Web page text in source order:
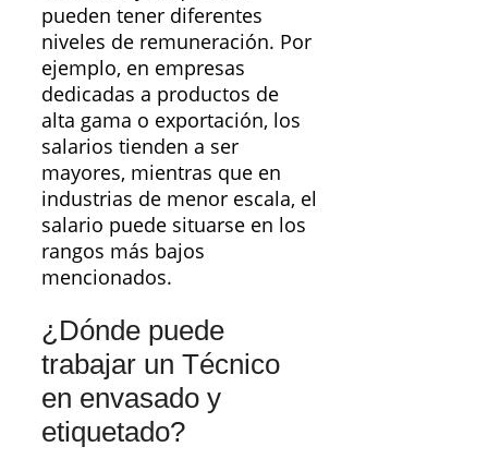
pueden tener diferentes
niveles de remuneración. Por
ejemplo, en empresas
dedicadas a productos de
alta gama o exportación, los
salarios tienden a ser
mayores, mientras que en
industrias de menor escala, el
salario puede situarse en los
rangos más bajos
mencionados.
¿Dónde puede
trabajar un Técnico
en envasado y
etiquetado?